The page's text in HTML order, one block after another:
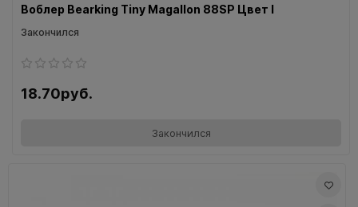
Воблер Bearking Tiny Magallon 88SP Цвет I
Закончился
18.70руб.
Закончился